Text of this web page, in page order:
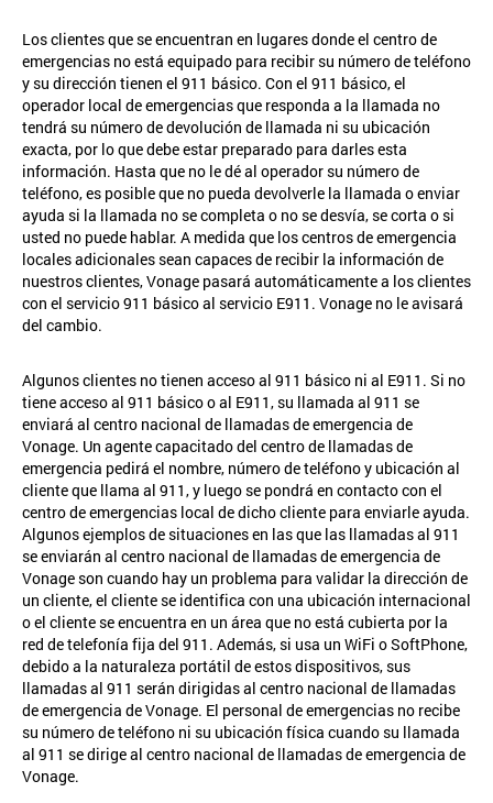
Los clientes que se encuentran en lugares donde el centro de
emergencias no está equipado para recibir su número de teléfono
y su dirección tienen el 911 básico. Con el 911 básico, el
operador local de emergencias que responda a la llamada no
tendrá su número de devolución de llamada ni su ubicación
exacta, por lo que debe estar preparado para darles esta
información. Hasta que no le dé al operador su número de
teléfono, es posible que no pueda devolverle la llamada o enviar
ayuda si la llamada no se completa o no se desvía, se corta o si
usted no puede hablar. A medida que los centros de emergencia
locales adicionales sean capaces de recibir la información de
nuestros clientes, Vonage pasará automáticamente a los clientes
con el servicio 911 básico al servicio E911. Vonage no le avisará
del cambio.
Algunos clientes no tienen acceso al 911 básico ni al E911. Si no
tiene acceso al 911 básico o al E911, su llamada al 911 se
enviará al centro nacional de llamadas de emergencia de
Vonage. Un agente capacitado del centro de llamadas de
emergencia pedirá el nombre, número de teléfono y ubicación al
cliente que llama al 911, y luego se pondrá en contacto con el
centro de emergencias local de dicho cliente para enviarle ayuda.
Algunos ejemplos de situaciones en las que las llamadas al 911
se enviarán al centro nacional de llamadas de emergencia de
Vonage son cuando hay un problema para validar la dirección de
un cliente, el cliente se identifica con una ubicación internacional
o el cliente se encuentra en un área que no está cubierta por la
red de telefonía fija del 911. Además, si usa un WiFi o SoftPhone,
debido a la naturaleza portátil de estos dispositivos, sus
llamadas al 911 serán dirigidas al centro nacional de llamadas
de emergencia de Vonage. El personal de emergencias no recibe
su número de teléfono ni su ubicación física cuando su llamada
al 911 se dirige al centro nacional de llamadas de emergencia de
Vonage.